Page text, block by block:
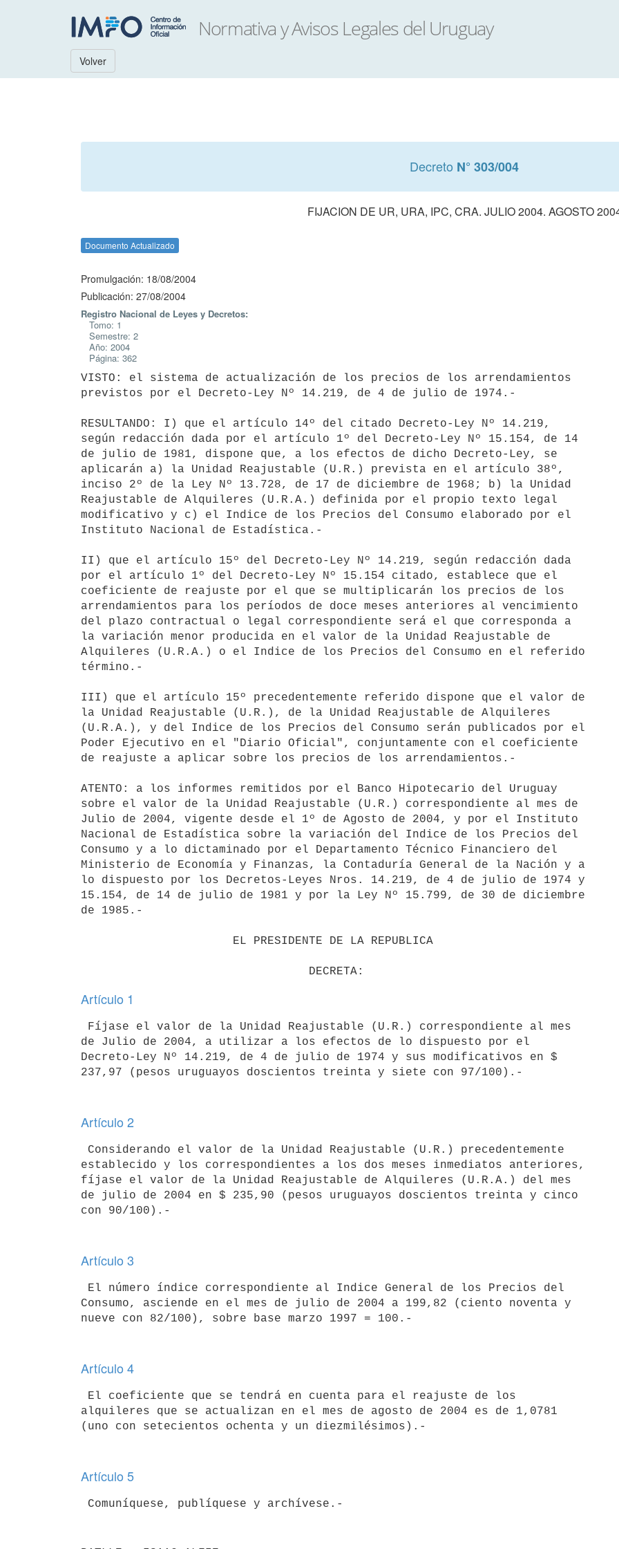
Volver
Decreto N° 303/004
FIJACION DE UR, URA, IPC, CRA. JULIO 2004. AGOSTO
Documento Actualizado
Promulgación: 18/08/2004
Publicación: 27/08/2004
Registro Nacional de Leyes y Decretos:
Tomo: 1
Semestre: 2
Año: 2004
Página: 362
VISTO: el sistema de actualización de los precios de los arrendamientos
previstos por el Decreto-Ley Nº 14.219, de 4 de julio de 1974.-
RESULTANDO: I) que el artículo 14º del citado Decreto-Ley Nº 14.219,
según redacción dada por el artículo 1º del Decreto-Ley Nº 15.154, de 14
de julio de 1981, dispone que, a los efectos de dicho Decreto-Ley, se
aplicarán a) la Unidad Reajustable (U.R.) prevista en el artículo 38º,
inciso 2º de la Ley Nº 13.728, de 17 de diciembre de 1968; b) la Unidad
Reajustable de Alquileres (U.R.A.) definida por el propio texto legal
modificativo y c) el Indice de los Precios del Consumo elaborado por el
Instituto Nacional de Estadística.-
II) que el artículo 15º del Decreto-Ley Nº 14.219, según redacción dada
por el artículo 1º del Decreto-Ley Nº 15.154 citado, establece que el
coeficiente de reajuste por el que se multiplicarán los precios de los
arrendamientos para los períodos de doce meses anteriores al vencimiento
del plazo contractual o legal correspondiente será el que corresponda a
la variación menor producida en el valor de la Unidad Reajustable de
Alquileres (U.R.A.) o el Indice de los Precios del Consumo en el referido
término.-
III) que el artículo 15º precedentemente referido dispone que el valor de
la Unidad Reajustable (U.R.), de la Unidad Reajustable de Alquileres
(U.R.A.), y del Indice de los Precios del Consumo serán publicados por el
Poder Ejecutivo en el "Diario Oficial", conjuntamente con el coeficiente
de reajuste a aplicar sobre los precios de los arrendamientos.-
ATENTO: a los informes remitidos por el Banco Hipotecario del Uruguay
sobre el valor de la Unidad Reajustable (U.R.) correspondiente al mes de
Julio de 2004, vigente desde el 1º de Agosto de 2004, y por el Instituto
Nacional de Estadística sobre la variación del Indice de los Precios del
Consumo y a lo dictaminado por el Departamento Técnico Financiero del
Ministerio de Economía y Finanzas, la Contaduría General de la Nación y a
lo dispuesto por los Decretos-Leyes Nros. 14.219, de 4 de julio de 1974 y
15.154, de 14 de julio de 1981 y por la Ley Nº 15.799, de 30 de diciembre
de 1985.-
Artículo 1
de Julio de 2004, a utilizar a los efectos de lo dispuesto por el
Decreto-Ley Nº 14.219, de 4 de julio de 1974 y sus modificativos en $
Artículo 2
establecido y los correspondientes a los dos meses inmediatos anteriores,
fíjase el valor de la Unidad Reajustable de Alquileres (U.R.A.) del mes
de julio de 2004 en $ 235,90 (pesos uruguayos doscientos treinta y cinco
Artículo 3
Consumo, asciende en el mes de julio de 2004 a 199,82 (ciento noventa y
Artículo 4
alquileres que se actualizan en el mes de agosto de 2004 es de 1,0781
Artículo 5